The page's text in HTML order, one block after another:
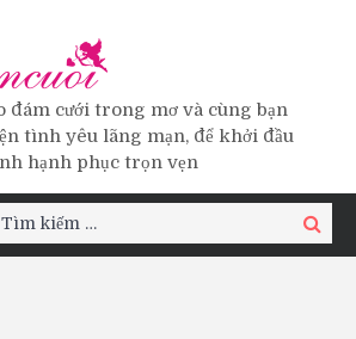
đám cưới trong mơ và cùng bạn
tình yêu lãng mạn, để khởi đầu
hạnh phục trọn vẹn
Tìm
Tìm
kiếm